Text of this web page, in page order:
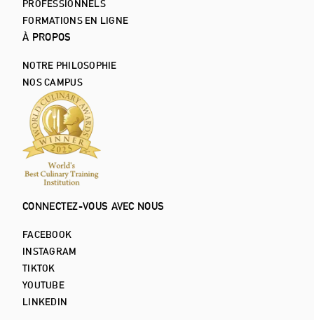
PROFESSIONNELS
FORMATIONS EN LIGNE
À PROPOS
NOTRE PHILOSOPHIE
NOS CAMPUS
CONNECTEZ-VOUS AVEC NOUS
FACEBOOK
INSTAGRAM
TIKTOK
YOUTUBE
LINKEDIN